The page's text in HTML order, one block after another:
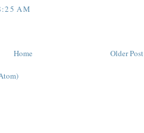
AM
Older Post
Home